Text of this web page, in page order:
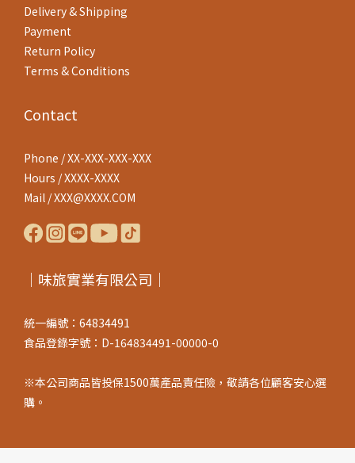
Delivery & Shipping
Payment
Return Policy
Terms & Conditions
Contact
Phone / XX-XXX-XXX-XXX
Hours / XXXX-XXXX
Mail / XXX@XXXX.COM
｜味旅實業有限公司｜
統一編號：64834491
食品登錄字號：D-164834491-00000-0
※本公司商品皆投保1500萬產品責任險，敬請各位顧客安心選
購。